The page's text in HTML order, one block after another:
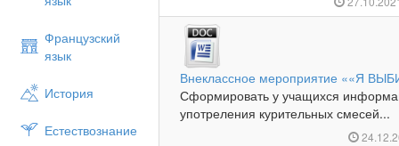
Французский
язык
История
Естествознание
Внеклассное мероприятие ««Я
Сформировать у учащихся
употреления курительных смесей...